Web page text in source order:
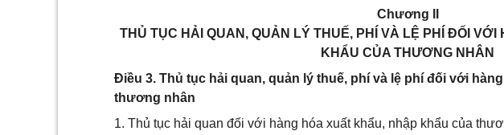
Chương II
THỦ TỤC HẢI QUAN, QUẢN LÝ THUẾ, PHÍ VÀ LỆ PHÍ ĐỐI
KHẨU CỦA THƯƠNG NHÂN
Điều 3. Thủ tục hải quan, quản lý thuế, phí và lệ phí đối với
thương nhân
1. Thủ tục hải quan đối với hàng hóa xuất khẩu, nhập khẩu của